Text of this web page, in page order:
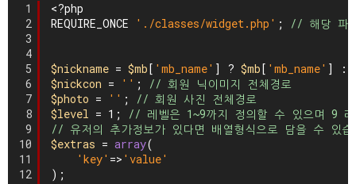
1
2
3
4
5
6
7
8
9
10
11
12
<?php
REQUIRE_ONCE
'./classes/widget.php' ; // 해당 파
$nickname = $mb[ 'mb_name' ] ? $mb[ 'mb_name' ] :
$nickcon = '' ;
// 회원 닉이미지 전체경로
$photo = '' ;
// 회원 사진 전체경로
$level = 1;
// 레벨은 1~9까지 정의할 수 있으며 9 레
// 유저의 추가정보가 있다면 배열형식으로 담을 수 있
$extras = array(
'key' => 'value'
);